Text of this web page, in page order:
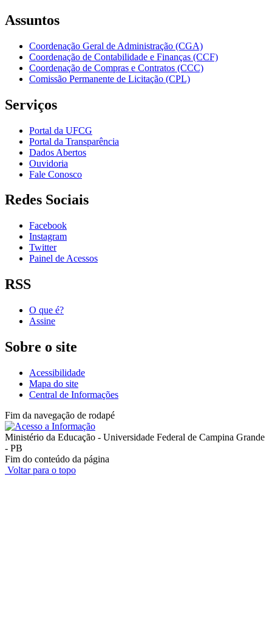
Assuntos
Coordenação Geral de Administração (CGA)
Coordenação de Contabilidade e Finanças (CCF)
Coordenação de Compras e Contratos (CCC)
Comissão Permanente de Licitação (CPL)
Serviços
Portal da UFCG
Portal da Transparência
Dados Abertos
Ouvidoria
Fale Conosco
Redes Sociais
Facebook
Instagram
Twitter
Painel de Acessos
RSS
O que é?
Assine
Sobre o site
Acessibilidade
Mapa do site
Central de Informações
Fim da navegação de rodapé
Ministério da Educação - Universidade Federal de Campina Grande
- PB
Fim do conteúdo da página
Voltar para o topo